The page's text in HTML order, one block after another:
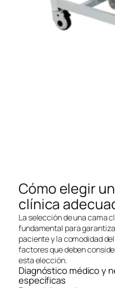
Cómo elegir
clínica
La selección de una cama
fundamental para
paciente y la comodidad
factores que deben
esta elección.
Diagnóstico médico y
específicas